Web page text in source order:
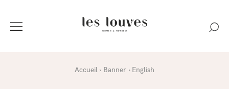
Accueil Banner English